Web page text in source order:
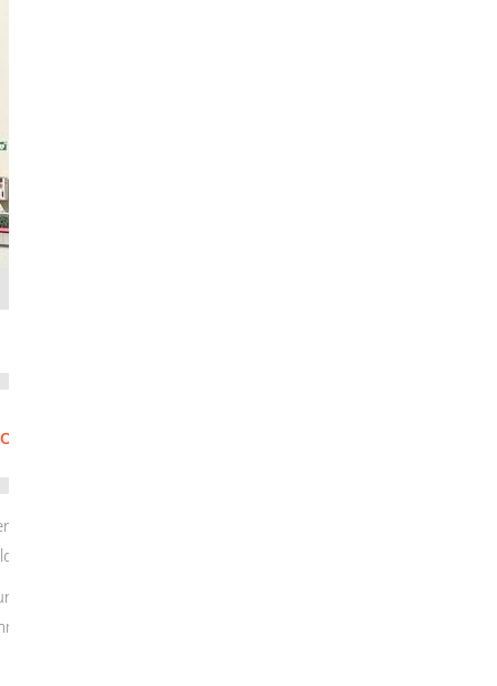
O
von zwei Wochen nach Einzug bei der
in Baden-Württemberg stufenweise
Voraussetzungen (siehe unten) auch